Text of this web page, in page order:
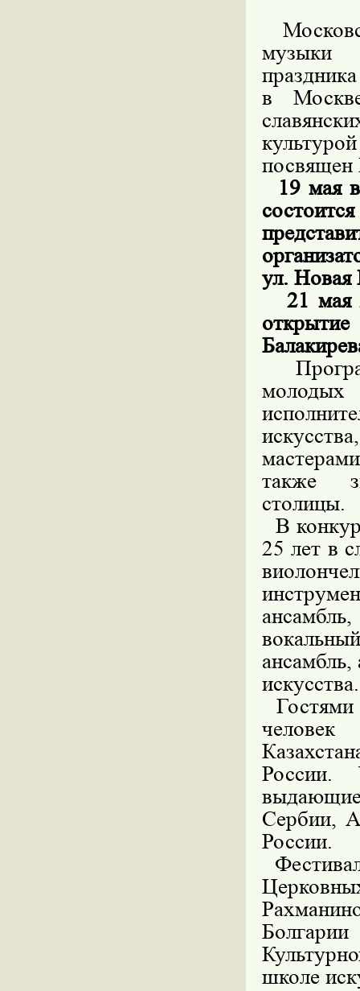
музыки
в
посвящен
19 мая
ул. Новая
21 мая
также
столицы.
В
25 лет в
искусства.
Гостями
России.
Сербии,
России.
школе